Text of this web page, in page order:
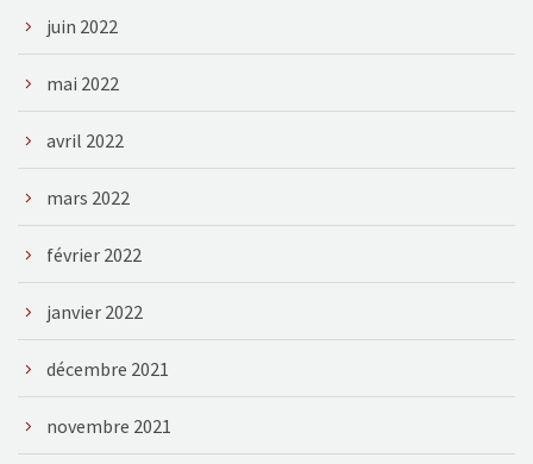
juin 2022
mai 2022
avril 2022
mars 2022
février 2022
janvier 2022
décembre 2021
novembre 2021